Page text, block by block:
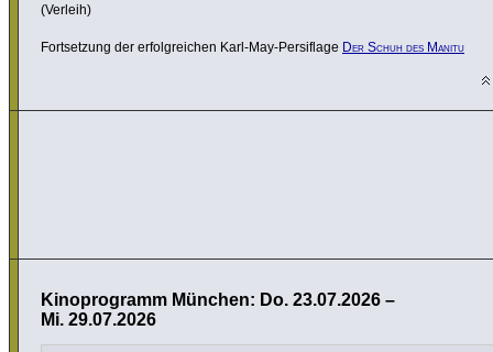
(Verleih)
Fort­set­zung der erfolg­rei­chen Karl-May-Persi­flage Der Schuh des Manitu
Kinoprogramm München: Do. 23.07.2026 –
Mi. 29.07.2026